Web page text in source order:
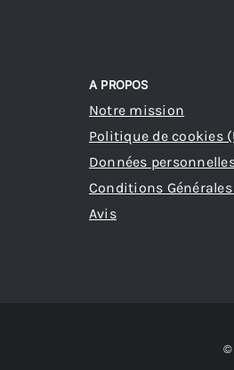
A PROPOS
Notre mission
Politique de cookies
Données
Conditions Générales
Avis
©